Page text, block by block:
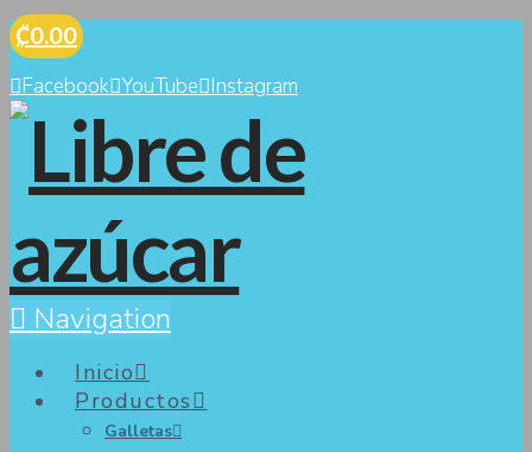
₡0.00
Facebook YouTube Instagram
Navigation
Inicio
Productos
Galletas